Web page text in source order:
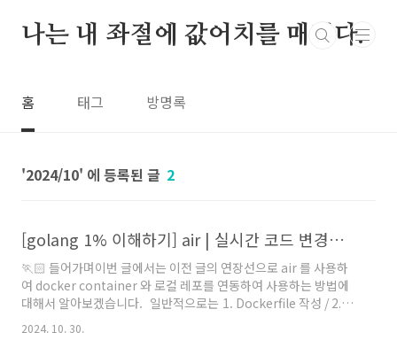
나는 내 좌절에 값어치를 매긴다.
홈 태그 방명록
2024/10 2
[golang 1% 이해하기] air | 실시간 코드 변경을 위한 live-reload 기능 도입하기 #2 docker 컨테이너와 로컬 레포 연동하기
🏃🏻 들어가며이번 글에서는 이전 글의 연장선으로 air 를 사용하
여 docker container 와 로컬 레포를 연동하여 사용하는 방법에
대해서 알아보겠습니다. 일반적으로는 1. Dockerfile 작성 / 2.
docker container stop ( 구동중인 docker container 정지 ) /
3. docker build ( 새로운 docker 이미지 빌드 ) / 4. docker
2024. 10. 30.